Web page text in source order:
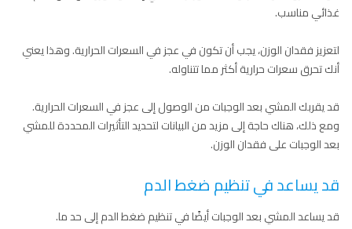
غذائي مناسب.
لتعزيز فقدان الوزن، يجب أن تكون في عجز في السعرات الحرارية. وهذا يعني
أنك تحرق سعرات حرارية أكثر مما تتناوله.
قد يقربك المشي بعد الوجبات من الوصول إلى عجز في السعرات الحرارية.
ومع ذلك، هناك حاجة إلى مزيد من البيانات لتحديد التأثيرات المحددة للمشي
بعد الوجبات على فقدان الوزن.
قد يساعد في تنظيم ضغط الدم
قد يساعد المشي بعد الوجبات أيضًا في تنظيم ضغط الدم إلى حد ما.